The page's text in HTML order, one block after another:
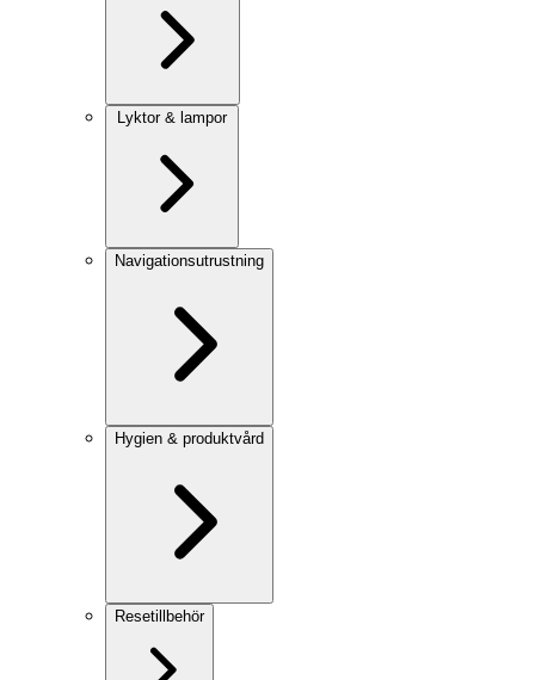
Lyktor & lampor
Navigationsutrustning
Hygien & produktvård
Resetillbehör